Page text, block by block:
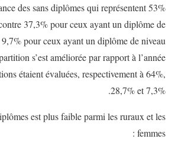
des sans diplômes qui représentent 53%
37,3% pour ceux ayant un diplôme de
pour ceux ayant un diplôme de niveau
s’est améliorée par rapport à l’année
étaient évaluées, respectivement à 64%,
28,7% et 7,3%.
est plus faible parmi les ruraux et les
femmes :